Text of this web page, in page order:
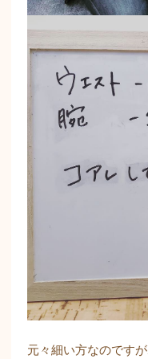
元々細い方なのです